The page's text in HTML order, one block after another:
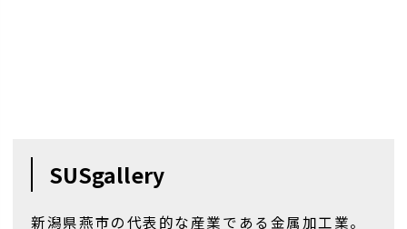
多い為、冷たいお飲み物を飲み口までいれ
体が液体に変化し、飲み口から 5~15mm の
SUSgallery
新潟県燕市の代表的な産業である金属加工業。